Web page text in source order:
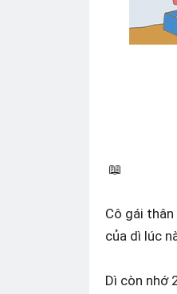
📖
Cô gái
của dì lúc
Dì còn nhớ